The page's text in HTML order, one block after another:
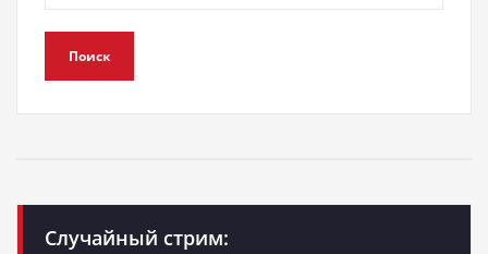
Поиск
Случайный стрим: